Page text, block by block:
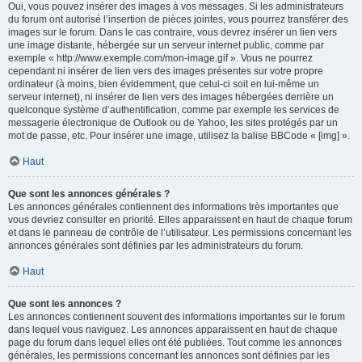
Oui, vous pouvez insérer des images à vos messages. Si les administrateurs
du forum ont autorisé l’insertion de pièces jointes, vous pourrez transférer des
images sur le forum. Dans le cas contraire, vous devrez insérer un lien vers
une image distante, hébergée sur un serveur internet public, comme par
exemple « http://www.exemple.com/mon-image.gif ». Vous ne pourrez
cependant ni insérer de lien vers des images présentes sur votre propre
ordinateur (à moins, bien évidemment, que celui-ci soit en lui-même un
serveur internet), ni insérer de lien vers des images hébergées derrière un
quelconque système d’authentification, comme par exemple les services de
messagerie électronique de Outlook ou de Yahoo, les sites protégés par un
mot de passe, etc. Pour insérer une image, utilisez la balise BBCode « [img] ».
Haut
Que sont les annonces générales ?
Les annonces générales contiennent des informations très importantes que
vous devriez consulter en priorité. Elles apparaissent en haut de chaque forum
et dans le panneau de contrôle de l’utilisateur. Les permissions concernant les
annonces générales sont définies par les administrateurs du forum.
Haut
Que sont les annonces ?
Les annonces contiennent souvent des informations importantes sur le forum
dans lequel vous naviguez. Les annonces apparaissent en haut de chaque
page du forum dans lequel elles ont été publiées. Tout comme les annonces
générales, les permissions concernant les annonces sont définies par les